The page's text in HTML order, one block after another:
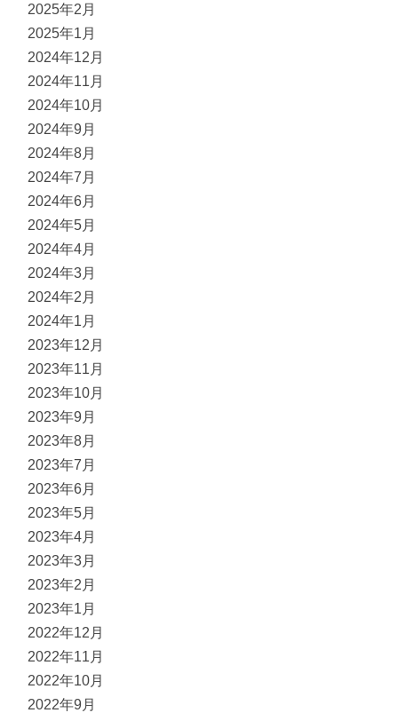
2025年2月
2025年1月
2024年12月
2024年11月
2024年10月
2024年9月
2024年8月
2024年7月
2024年6月
2024年5月
2024年4月
2024年3月
2024年2月
2024年1月
2023年12月
2023年11月
2023年10月
2023年9月
2023年8月
2023年7月
2023年6月
2023年5月
2023年4月
2023年3月
2023年2月
2023年1月
2022年12月
2022年11月
2022年10月
2022年9月